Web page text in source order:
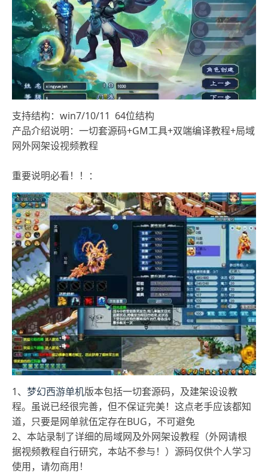
支持结构：win7/10/11 64位结构
产品介绍说明：一切套源码+GM工具+双端编译教程+局域
网外网架设视频教程
重要说明必看！！：
1、 梦幻西游单机版本包括一切套源码，及建架设设教
程。虽说已经很完善，但不保证完美！这点老手应该都知
道，只要是网单就伍定存在BUG，不可避免
2、本站录制了详细的局域网及外网架设教程（外网请根
据视频教程自行研究，本站不参与！）源码仅供个人学习
使用，请勿商用！